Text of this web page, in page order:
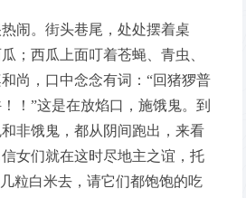
闹。街头巷尾，处处摆着桌
；西瓜上面叮着苍蝇、青虫、
尚，口中念念有词：“回猪猡普
！”这是在放焰口，施饿鬼。到
非饿鬼，都从阴间跑出，来看
信女们就在这时尽地主之谊，托
粒白米去，请它们都饱饱的吃